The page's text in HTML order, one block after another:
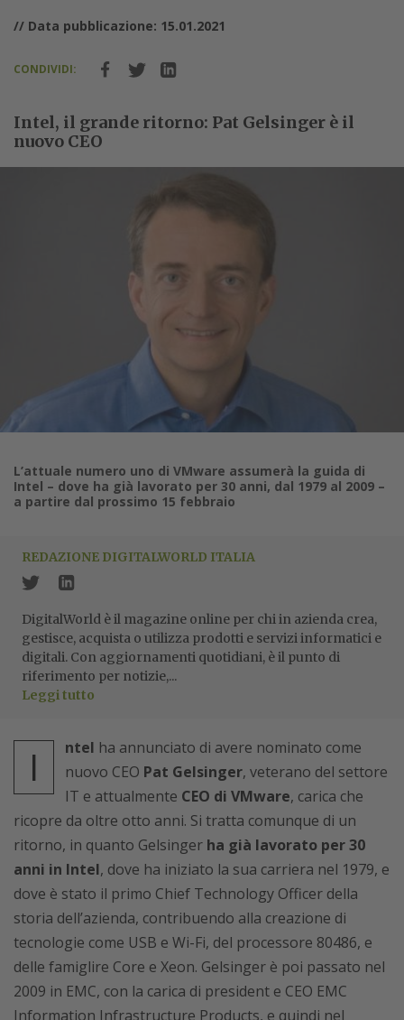
// Data pubblicazione: 15.01.2021
CONDIVIDI:
Intel, il grande ritorno: Pat Gelsinger è il
nuovo CEO
L’attuale numero uno di VMware assumerà la guida di
Intel – dove ha già lavorato per 30 anni, dal 1979 al 2009 –
a partire dal prossimo 15 febbraio
REDAZIONE DIGITALWORLD ITALIA
DigitalWorld è il magazine online per chi in azienda crea,
gestisce, acquista o utilizza prodotti e servizi informatici e
digitali. Con aggiornamenti quotidiani, è il punto di
riferimento per notizie,...
Leggi tutto
I ntel ha annunciato di avere nominato come
nuovo CEO Pat Gelsinger, veterano del settore
IT e attualmente CEO di VMware, carica che
ricopre da oltre otto anni. Si tratta comunque di un
ritorno, in quanto Gelsinger ha già lavorato per 30
anni in Intel, dove ha iniziato la sua carriera nel 1979, e
dove è stato il primo Chief Technology Officer della
storia dell’azienda, contribuendo alla creazione di
tecnologie come USB e Wi-Fi, del processore 80486, e
delle famiglire Core e Xeon. Gelsinger è poi passato nel
2009 in EMC, con la carica di president e CEO EMC
Information Infrastructure Products, e quindi nel